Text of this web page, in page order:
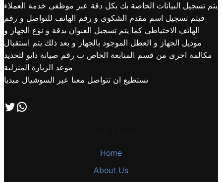
يتم تسجيل البيانات الخاصة بك بكل دقة عبر موظفى خدمة العملاء
فيتم تسجيل اسم مقدم الشكوى و رقم الهاتف للتواصل و رقم
الهاتف الاحتياطى كما يتم تسجيل العنوان بدقة و نوع الجهاز و
موديل الجهاز و العطل الموجود بالجهاز و بعد ذلك يتم استقبال
مكالمة اخرى من قسم المتابعة الخاص ب رقم صيانة دايو لتحديد
موعد الزيارة المنزلية
تستطيع ان تتواصل معنا عبر السوشيال ميديا
تابعنا علي صفحة التويتر اتصل بنا علي طريق الوتساب
Home
About Us